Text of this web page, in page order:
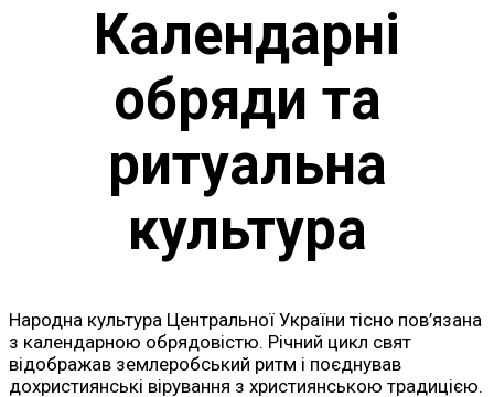
Календарні
обряди та
ритуальна
культура
Народна культура Центральної України тісно пов’язана
з календарною обрядовістю. Річний цикл свят
відображав землеробський ритм і поєднував
дохристиянські вірування з християнською традицією.